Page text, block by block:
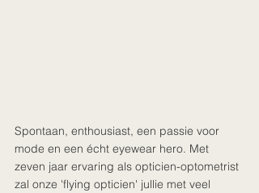
Spontaan, enthousiast, een passie voor
mode en een écht eyewear hero. Met
zeven jaar ervaring als opticien-optometrist
zal onze 'flying opticien' jullie met veel